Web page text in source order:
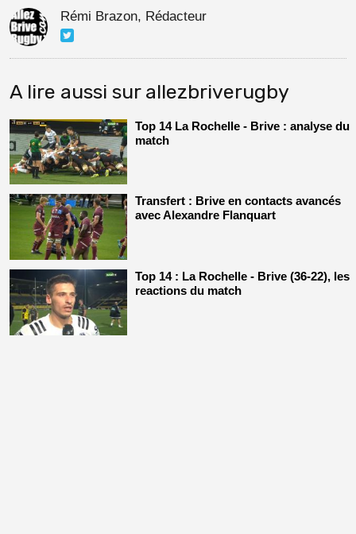
Rémi Brazon, Rédacteur
A lire aussi sur allezbriverugby
Top 14 La Rochelle - Brive : analyse du
match
Transfert : Brive en contacts avancés
avec Alexandre Flanquart
Top 14 : La Rochelle - Brive (36-22), les
reactions du match